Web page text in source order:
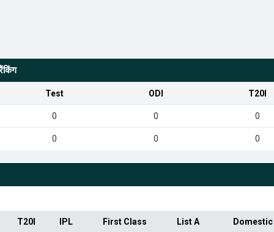
Test ODI T20I
0 0 0
0 0 0
T20I IPL First Class List A